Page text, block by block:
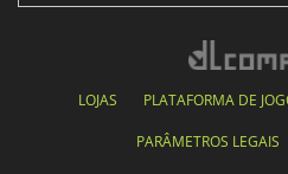
LOJAS PLATAFORMA DE
PARÂMETROS LEGAIS